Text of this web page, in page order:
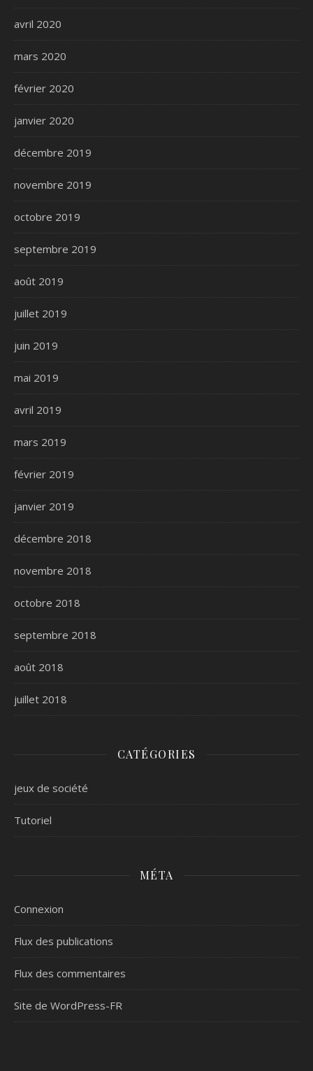
avril 2020
mars 2020
février 2020
janvier 2020
décembre 2019
novembre 2019
octobre 2019
septembre 2019
août 2019
juillet 2019
juin 2019
mai 2019
avril 2019
mars 2019
février 2019
janvier 2019
décembre 2018
novembre 2018
octobre 2018
septembre 2018
août 2018
juillet 2018
CATÉGORIES
jeux de société
Tutoriel
MÉTA
Connexion
Flux des publications
Flux des commentaires
Site de WordPress-FR